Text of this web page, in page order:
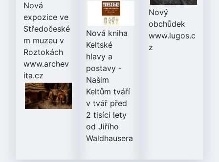
Nová
expozice ve
Středočeské
m muzeu v
Roztokách
www.archev
ita.cz
Nová kniha
Keltské
hlavy a
postavy -
Našim
Keltům tváří
v tvář před
2 tisíci lety
od Jiřího
Waldhausera
Nový
obchůdek
www.lugos.c
z